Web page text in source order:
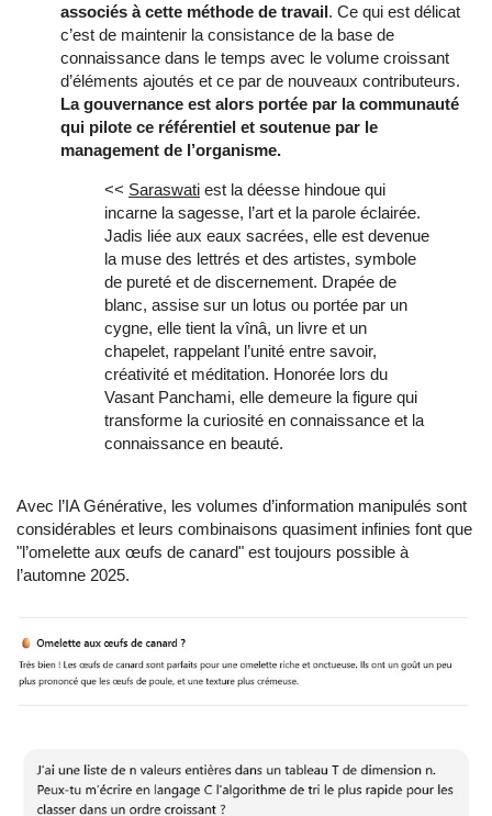
associés à cette méthode de travail. Ce qui est délicat
c’est de maintenir la consistance de la base de
connaissance dans le temps avec le volume croissant
d’éléments ajoutés et ce par de nouveaux contributeurs.
La gouvernance est alors portée par la communauté
qui pilote ce référentiel et soutenue par le
management de l’organisme.
<< Saraswati est la déesse hindoue qui
incarne la sagesse, l’art et la parole éclairée.
Jadis liée aux eaux sacrées, elle est devenue
la muse des lettrés et des artistes, symbole
de pureté et de discernement. Drapée de
blanc, assise sur un lotus ou portée par un
cygne, elle tient la vînâ, un livre et un
chapelet, rappelant l’unité entre savoir,
créativité et méditation. Honorée lors du
Vasant Panchami, elle demeure la figure qui
transforme la curiosité en connaissance et la
connaissance en beauté.
Avec l’IA Générative, les volumes d’information manipulés sont
considérables et leurs combinaisons quasiment infinies font que
"l’omelette aux œufs de canard" est toujours possible à
l’automne 2025.